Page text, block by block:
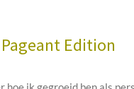
Pageant Edition